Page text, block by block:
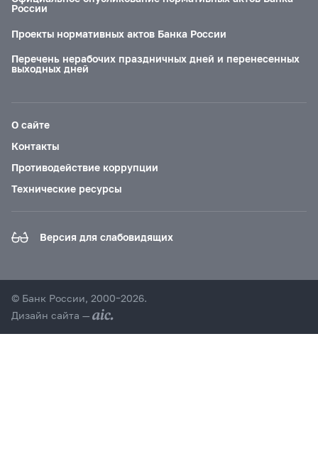
России
Проекты нормативных актов Банка России
Перечень нерабочих праздничных дней и перенесенных
выходных дней
О сайте
Контакты
Противодействие коррупции
Технические ресурсы
Версия для слабовидящих
© Банк России, 2000–2026.
Дизайн сайта —